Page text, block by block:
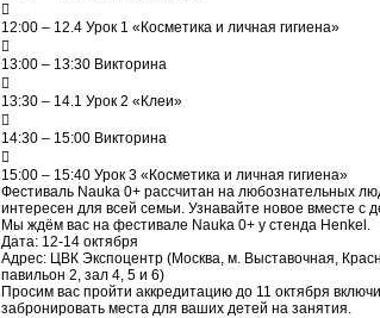

12:00 – 12.4 Урок 1 «Косметика и личная гигиена»

13:00 – 13:30 Викторина

13:30 – 14.1 Урок 2 «Клеи»

14:30 – 15:00 Викторина

15:00 – 15:40 Урок 3 «Косметика и личная гигиена»
Фестиваль Nauka 0+ рассчитан на любознательных
интересен для всей семьи. Узнавайте новое вместе с
Мы ждём вас на фестивале Nauka 0+ у стенда Henkel.
Дата: 12-14 октября
Адрес: ЦВК Экспоцентр (Москва, м. Выставочная,
павильон 2, зал 4, 5 и 6)
Просим вас пройти аккредитацию до 11 октября
забронировать места для ваших детей на занятия.